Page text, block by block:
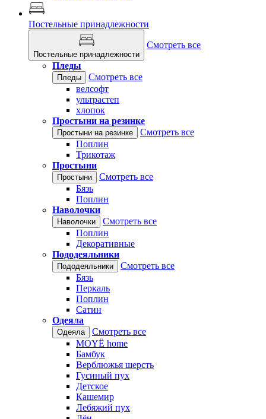
Постельные принадлежности
Постельные принадлежности
Смотреть все
Пледы
Пледы
Смотреть все
велсофт
ультрастеп
хлопок
Простыни на резинке
Простыни на резинке
Смотреть все
Поплин
Трикотаж
Простыни
Простыни
Смотреть все
Бязь
Поплин
Наволочки
Наволочки
Смотреть все
Поплин
Декоративные
Пододеяльники
Пододеяльники
Смотреть все
Бязь
Перкаль
Поплин
Сатин
Одеяла
Одеяла
Смотреть все
MOYЁ home
Бамбук
Верблюжья шерсть
Гусиный пух
Детское
Кашемир
Лебяжий пух